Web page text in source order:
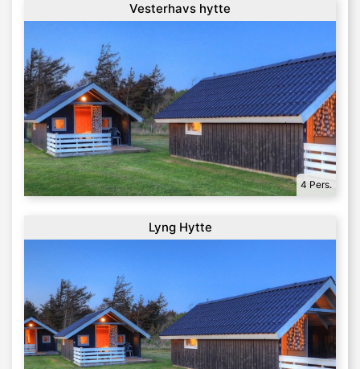
Vesterhavs hytte
4 Pers.
Lyng Hytte